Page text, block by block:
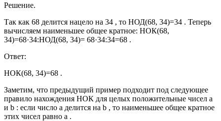
Решение.
Так как 68 делится нацело на 34 , то НОД(68, 34)=34 . Теперь
вычисляем наименьшее общее кратное: НОК(68,
34)=68·34:НОД(68, 34)= 68·34:34=68 .
Ответ:
НОК(68, 34)=68 .
Заметим, что предыдущий пример подходит под следующее
правило нахождения НОК для целых положительные чисел a
и b : если число a делится на b , то наименьшее общее кратное
этих чисел равно a .